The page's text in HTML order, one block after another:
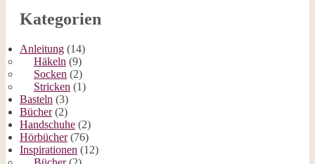
Kategorien
Anleitung (14)
Häkeln (9)
Socken (2)
Stricken (1)
Basteln (3)
Bücher(2)
Handschuhe (2)
Hörbücher(76)
Inspirationen (12)